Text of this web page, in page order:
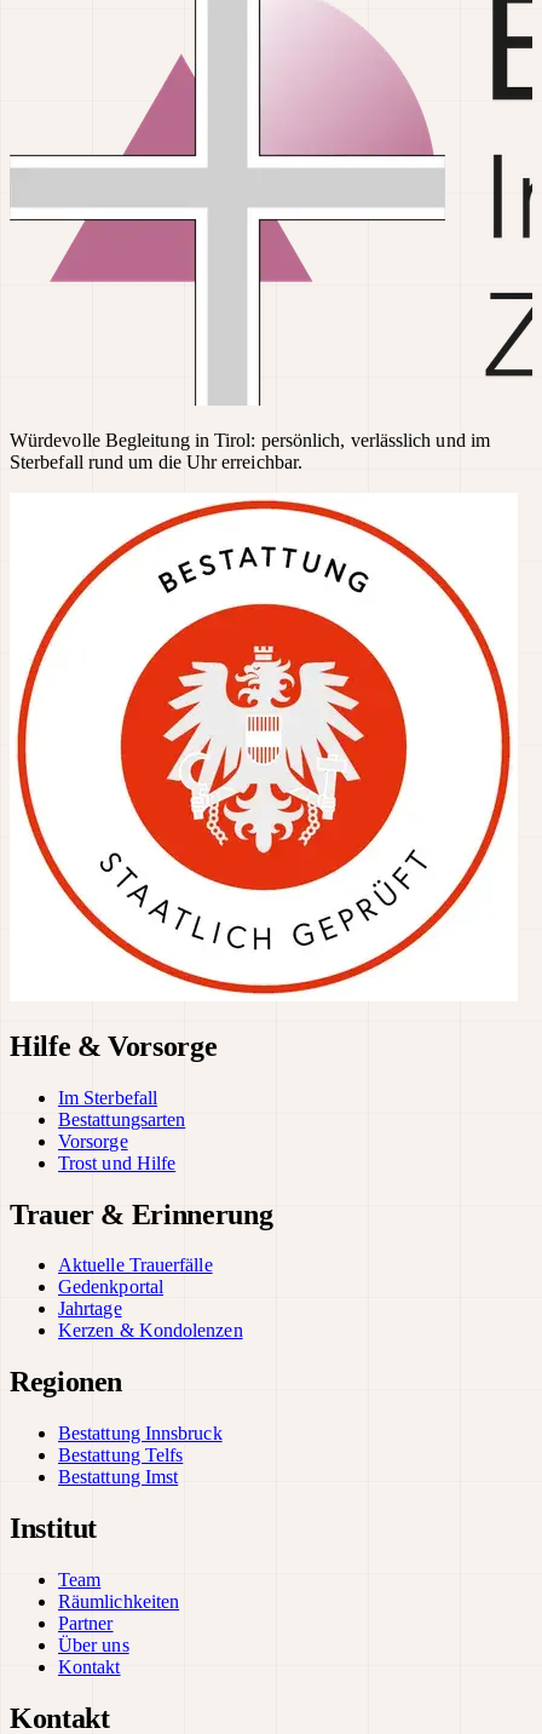
Würdevolle Begleitung in Tirol: persönlich, verlässlich und im
Sterbefall rund um die Uhr erreichbar.
Hilfe & Vorsorge
Im Sterbefall
Bestattungsarten
Vorsorge
Trost und Hilfe
Trauer & Erinnerung
Aktuelle Trauerfälle
Gedenkportal
Jahrtage
Kerzen & Kondolenzen
Regionen
Bestattung Innsbruck
Bestattung Telfs
Bestattung Imst
Institut
Team
Räumlichkeiten
Partner
Über uns
Kontakt
Kontakt